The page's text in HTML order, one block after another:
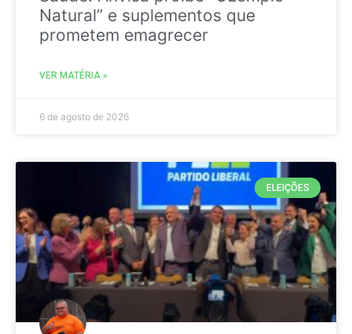
Natural” e suplementos que
prometem emagrecer
VER MATÉRIA »
6 de agosto de 2026
ELEIÇÕES